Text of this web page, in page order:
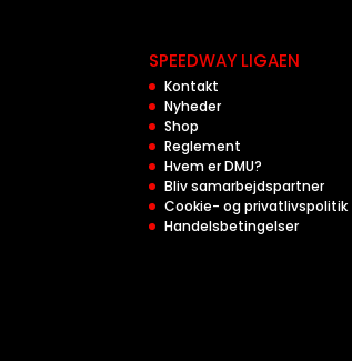
SPEEDWAY LIGAEN
Kontakt
Nyheder
Shop
Reglement
Hvem er DMU?
Bliv samarbejdspartner
Cookie- og privatlivspolitik
Handelsbetingelser